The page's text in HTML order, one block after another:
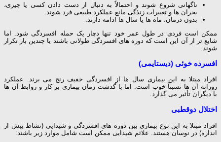
ناگهانی شروع شوند و احتمالاً به دنبال از دست دادن کسی یا چیزی،
بحران ها و تغییرات زنذگی مانع عملکرد طبیعی فرد شوند.
بدون درمان، ماه ها یا سال ها ادامه دارند.
ممکن است فردی در طول عمر خود تنها دچار یک حمله افسردگی شود. اما
شایع تر از آن این است که دوره های افسردگی طولانی باشند یا چندین بار تکرار
شوند.
افسرده خوئی (دیستایمی)
افراد مبتلا به این بیماری سال ها از افسردگی خفیف رنج می برند. عملکرد
روزانه آن ها نسبتاً خوب است. اما با گذشت زمان بیماری بر کار و روابط آن ها
با دیگران تأثیر می گذارد.
اختلال دوقطبی
افراد مبتلا به این نوع بیماری بین دوره های افسردگی و شیدایی (نشاط بیش از
اندازه) در نوسان هستند. علائم شیدایی ممکن است شامل موارد زیر باشند: